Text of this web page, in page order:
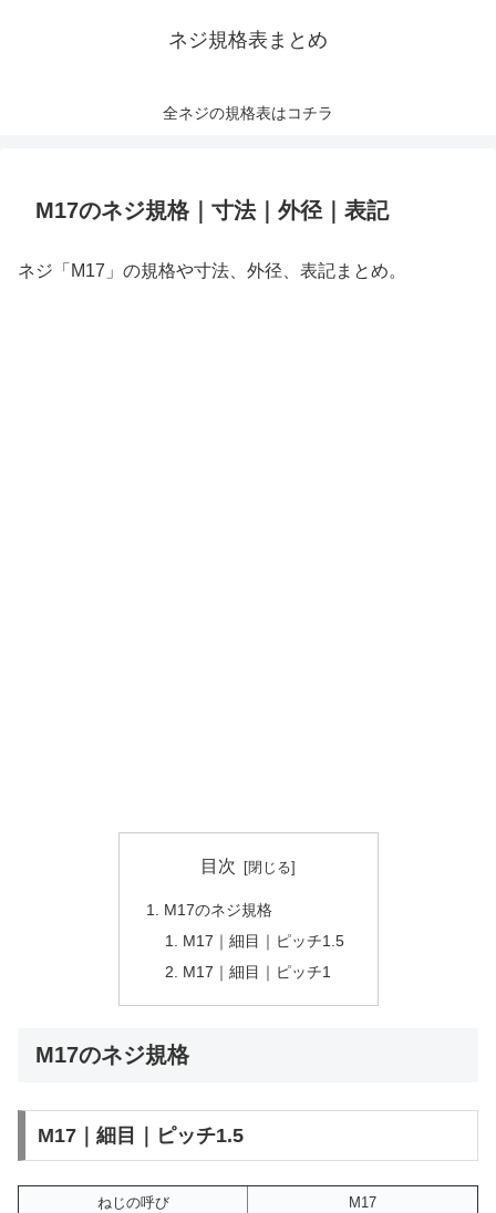
ネジ規格表まとめ
全ネジの規格表はコチラ
M17のネジ規格｜寸法｜外径｜表記
ネジ「M17」の規格や寸法、外径、表記まとめ。
目次
M17のネジ規格
M17｜細目｜ピッチ1.5
M17｜細目｜ピッチ1
M17のネジ規格
M17｜細目｜ピッチ1.5
ねじの呼び
M17